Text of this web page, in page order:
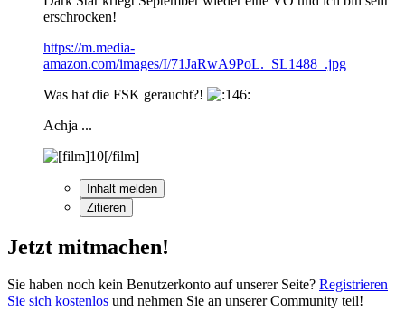
erschrocken!
https://m.media-
amazon.com/images/I/71JaRwA9PoL._SL1488_.jpg
Was hat die FSK geraucht?!
Achja ...
Inhalt melden
Zitieren
Jetzt mitmachen!
Sie haben noch kein Benutzerkonto auf unserer Seite? Registrieren
Sie sich kostenlos und nehmen Sie an unserer Community teil!